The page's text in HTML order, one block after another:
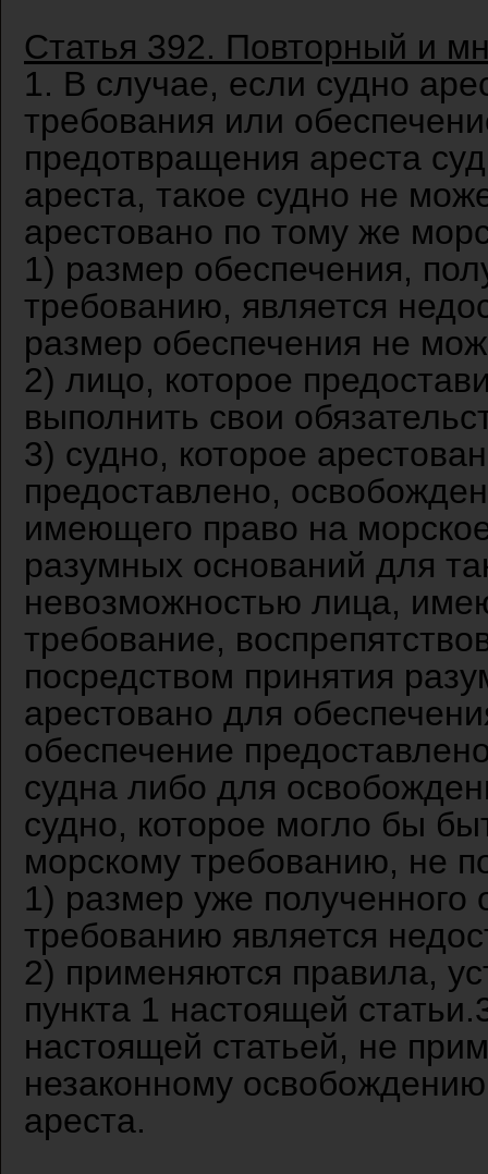
Статья 392. Повторный и
1. В случае, если судно
требования или
предотвращения ареста
ареста, такое судно не
арестовано по тому же
1) размер обеспечения,
требованию, является
размер обеспечения не
2) лицо, которое
выполнить свои
3) судно, которое
предоставлено,
имеющего право на
разумных оснований для
невозможностью лица,
требование,
посредством принятия
арестовано для
обеспечение
судна либо для
судно, которое могло бы
морскому требованию, не
1) размер уже
требованию является
2) применяются правила,
пункта 1 настоящей
настоящей статьей, не
незаконному
ареста.